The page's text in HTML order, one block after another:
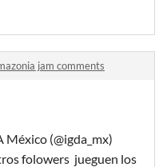
jam comments
México (@igda_mx)
folowers jueguen los